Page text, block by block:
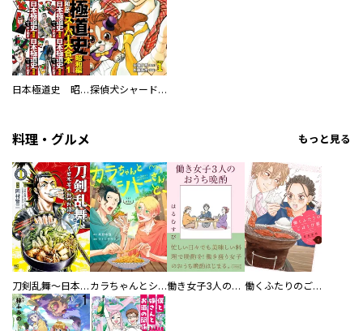
日本極道史 昭和編 スーパー大合本 探偵犬シャードック（新装版）
料理・グルメ もっと見る
刀剣乱舞～日本号つれづれ酒～ カラちゃんとシトーさんと、 【分冊版】 働き女子3人のおうち晩酌 働くふたりのごほうび飯